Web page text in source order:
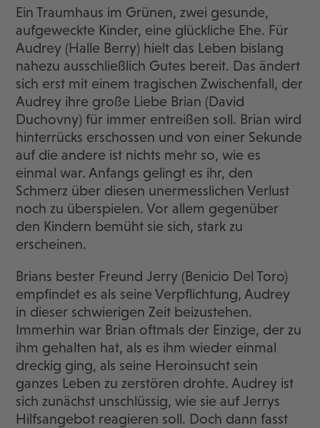
Ein Traumhaus im Grünen, zwei gesunde,
aufgeweckte Kinder, eine glückliche Ehe. Für
Audrey (Halle Berry) hielt das Leben bislang
nahezu ausschließlich Gutes bereit. Das ändert
sich erst mit einem tragischen Zwischenfall, der
Audrey ihre große Liebe Brian (David
Duchovny) für immer entreißen soll. Brian wird
hinterrücks erschossen und von einer Sekunde
auf die andere ist nichts mehr so, wie es
einmal war. Anfangs gelingt es ihr, den
Schmerz über diesen unermesslichen Verlust
noch zu überspielen. Vor allem gegenüber
den Kindern bemüht sie sich, stark zu
erscheinen.
Brians bester Freund Jerry (Benicio Del Toro)
empfindet es als seine Verpflichtung, Audrey
in dieser schwierigen Zeit beizustehen.
Immerhin war Brian oftmals der Einzige, der zu
ihm gehalten hat, als es ihm wieder einmal
dreckig ging, als seine Heroinsucht sein
ganzes Leben zu zerstören drohte. Audrey ist
sich zunächst unschlüssig, wie sie auf Jerrys
Hilfsangebot reagieren soll. Doch dann fasst